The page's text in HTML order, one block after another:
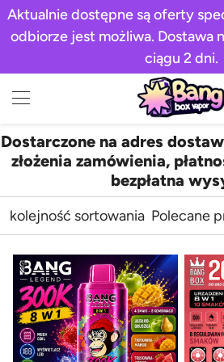
Aktualnie dostępne są oferty
odbiorze jest możliwa. Dostawa
ciągu 2 dni.
Dostarczone na adres
złożenia zamówienia,
bezpłatna
kolejność sortowania Polecane